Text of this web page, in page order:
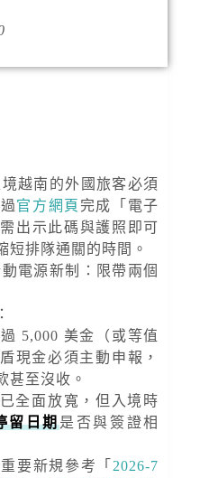
越南的外國旅客必須
官方網頁 完成「電子
出示此碼與護照即可
短排隊通關的時間。
電源新制：限帶兩個
：
5,000 美金
（或等值
現金必須主動申報，
甚至沒收。
全面放寬，但入境時
留日期是否與簽證相
要新規參考「 2026-7